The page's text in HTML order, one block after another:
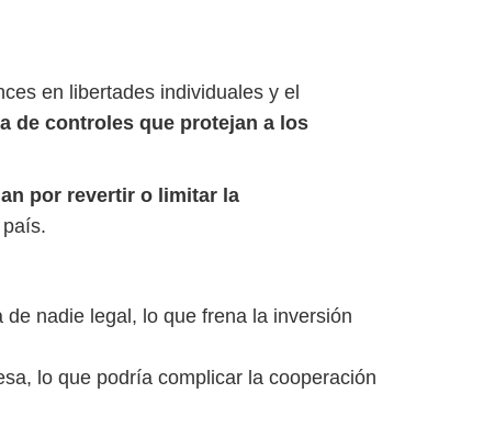
en libertades individuales y el
de controles que protejan a los
por revertir o limitar la
nadie legal, lo que frena la inversión
lo que podría complicar la cooperación